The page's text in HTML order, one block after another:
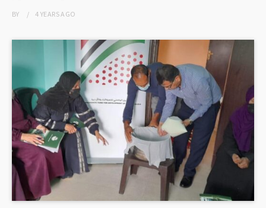
BY 4 YEARSAGO